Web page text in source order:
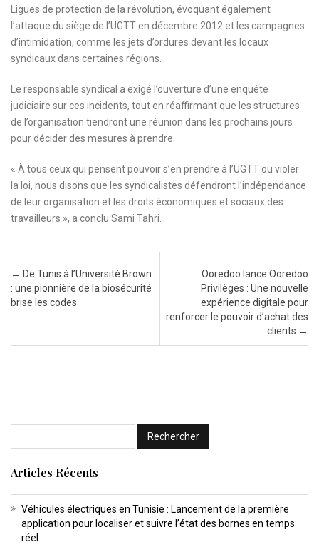
Ligues de protection de la révolution, évoquant également
l’attaque du siège de l’UGTT en décembre 2012 et les campagnes
d’intimidation, comme les jets d’ordures devant les locaux
syndicaux dans certaines régions.
Le responsable syndical a exigé l’ouverture d’une enquête
judiciaire sur ces incidents, tout en réaffirmant que les structures
de l’organisation tiendront une réunion dans les prochains jours
pour décider des mesures à prendre.
« À tous ceux qui pensent pouvoir s’en prendre à l’UGTT ou violer
la loi, nous disons que les syndicalistes défendront l’indépendance
de leur organisation et les droits économiques et sociaux des
travailleurs », a conclu Sami Tahri.
Post navigation
← De Tunis à l’Université Brown
: une pionnière de la biosécurité
brise les codes
Ooredoo lance Ooredoo
Privilèges : Une nouvelle
expérience digitale pour
renforcer le pouvoir d’achat des
clients →
Articles Récents
Véhicules électriques en Tunisie : Lancement de la première
application pour localiser et suivre l’état des bornes en temps
réel